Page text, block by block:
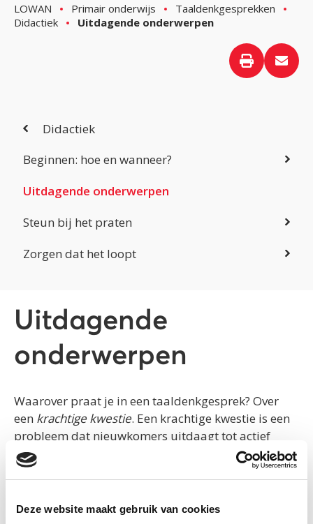
Deze website maakt gebruik van cookies
LOWAN Primair onderwijs
Taaldenkgesprekken
Didactiek
Uitdagende onderwerpen
Didactiek
Beginnen: hoe en wanneer?
Uitdagende onderwerpen
Steun bij het praten
Zorgen dat het loopt
Uitdagende
onderwerpen
Waarover praat je in een taaldenkgesprek? Over
een krachtige kwestie. Een krachtige kwestie is een
probleem dat nieuwkomers uitdaagt tot actief
meedoen, meedenken en meepraten. Een goede
kwestie heeft geen ‘correct antwoord’ maar lokt
zijn waardevol. Je verkent ze met elkaar en bouwt ze